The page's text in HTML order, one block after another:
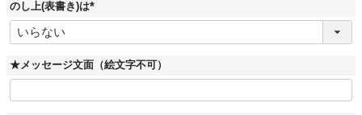
のし上(表書き)は
(
須
)
★メッセージ文面（絵文字不可）